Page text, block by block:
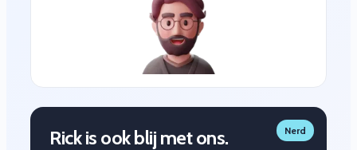
Rick is ook blij met ons. Nerd